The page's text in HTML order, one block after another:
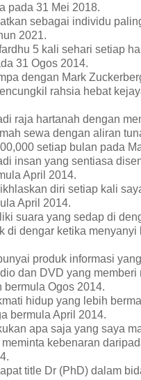
pada 31 Mei 2018.
sebagai individu
2021.
5 kali sehari setiap
31 Ogos 2014.
dengan Mark
rahsia hebat
raja hartanah dengan
sewa dengan aliran
setiap bulan pada
insan yang sentiasa
April 2014.
diri setiap kali
April 2014.
suara yang sedap di
di dengar ketika menyanyi
produk informasi
dan DVD yang memberi
bermula Ogos 2014.
hidup yang lebih
bermula April 2014.
apa saja yang saya
kebenaran
title Dr (PhD) dalam